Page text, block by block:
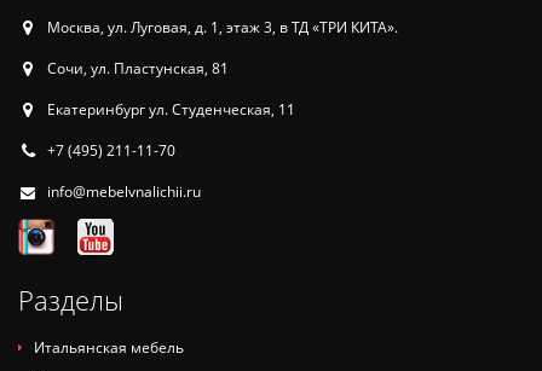
Москва, ул. Луговая, д. 1, этаж 3, в ТД «ТРИ КИТА».
Сочи, ул. Пластунская, 81
Екатеринбург ул. Студенческая, 11
+7 (495) 211-11-70
info@mebelvnalichii.ru
Разделы
Итальянская мебель